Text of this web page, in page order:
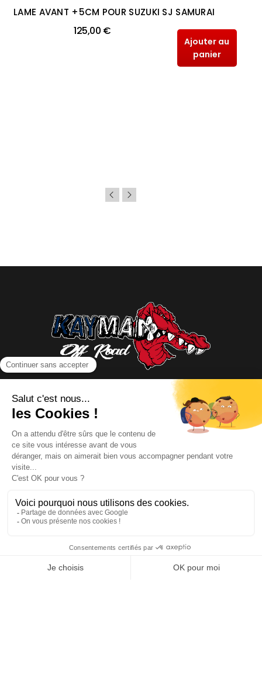
LAME AVANT +5CM POUR SUZUKI SJ SAMURAI
125,00 €
Ajouter au
panier
NOUS CONTACTER
INFORMATIONS
NOS PARTENAIRES
HORAIRES D'OUVERTURE
Copyright © 2026 Kayman Offroad 4x4 - Tous droits réservés -